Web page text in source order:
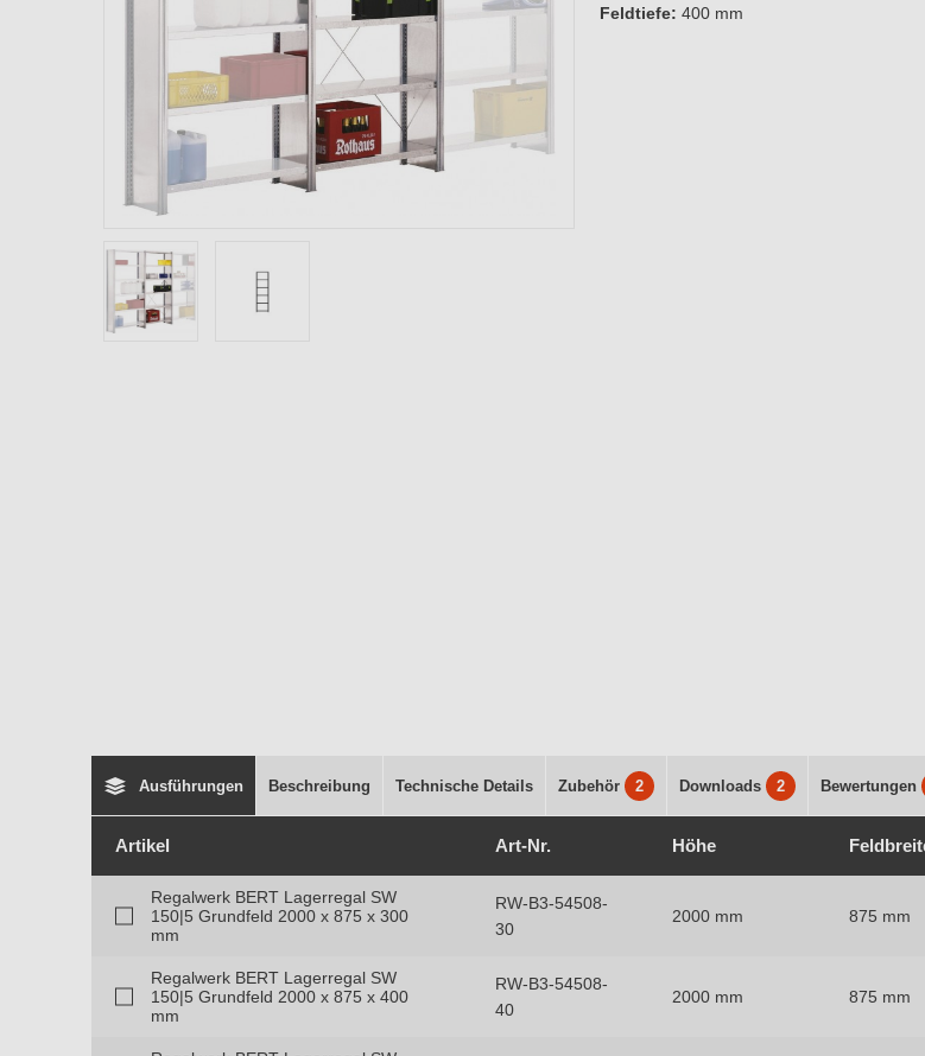
Feldtiefe: 400 mm
Ausführungen Beschreibung Technische Details Zubehör 2 Downloads 2 Bewertungen
Artikel Art-Nr. Höhe
Regalwerk BERT Lagerregal SW
150|5 Grundfeld 2000 x 875 x 300
mm
RW-B3-54508-
30
2000 mm 875 mm
Regalwerk BERT Lagerregal SW
150|5 Grundfeld 2000 x 875 x 400
mm
RW-B3-54508-
40
2000 mm 875 mm